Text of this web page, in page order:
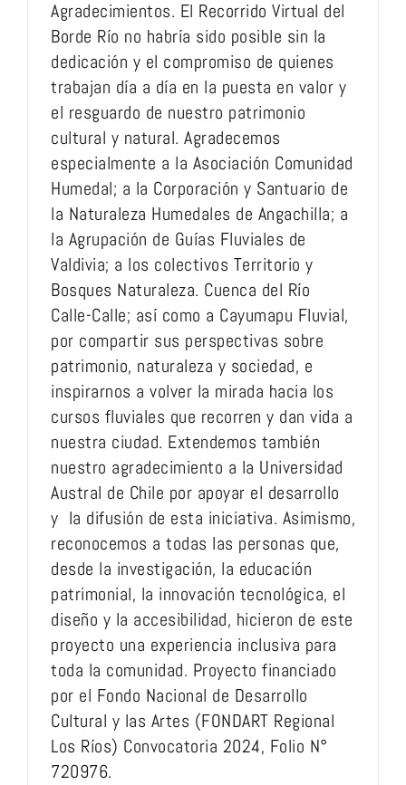
Agradecimientos. El Recorrido Virtual del
Borde Río no habría sido posible sin la
dedicación y el compromiso de quienes
trabajan día a día en la puesta en valor y
el resguardo de nuestro patrimonio
cultural y natural. Agradecemos
especialmente a la Asociación Comunidad
Humedal; a la Corporación y Santuario de
la Naturaleza Humedales de Angachilla; a
la Agrupación de Guías Fluviales de
Valdivia; a los colectivos Territorio y
Bosques Naturaleza. Cuenca del Río
Calle-Calle; así como a Cayumapu Fluvial,
por compartir sus perspectivas sobre
patrimonio, naturaleza y sociedad, e
inspirarnos a volver la mirada hacia los
cursos fluviales que recorren y dan vida a
nuestra ciudad. Extendemos también
nuestro agradecimiento a la Universidad
Austral de Chile por apoyar el desarrollo
y la difusión de esta iniciativa. Asimismo,
reconocemos a todas las personas que,
desde la investigación, la educación
patrimonial, la innovación tecnológica, el
diseño y la accesibilidad, hicieron de este
proyecto una experiencia inclusiva para
toda la comunidad. Proyecto financiado
por el Fondo Nacional de Desarrollo
Cultural y las Artes (FONDART Regional
Los Ríos) Convocatoria 2024, Folio N°
720976.